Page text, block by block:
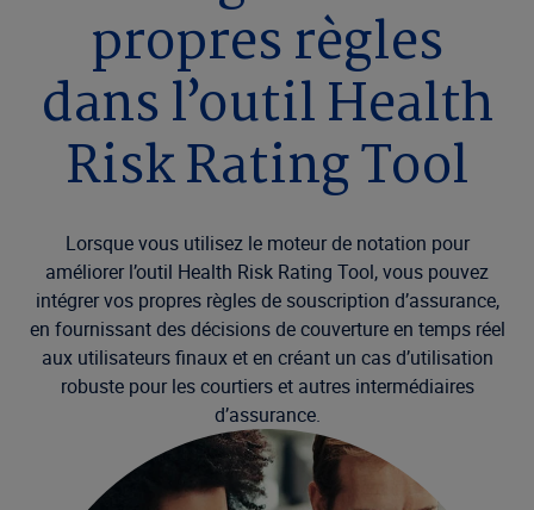
propres règles
dans l’outil Health
Risk Rating Tool
Lorsque vous utilisez le moteur de notation pour
améliorer l’outil Health Risk Rating Tool, vous pouvez
intégrer vos propres règles de souscription d’assurance,
en fournissant des décisions de couverture en temps réel
aux utilisateurs finaux et en créant un cas d’utilisation
robuste pour les courtiers et autres intermédiaires
d’assurance.